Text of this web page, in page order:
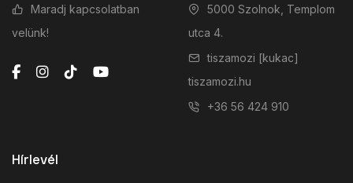
Maradj kapcsolatban
velünk!
5000 Szolnok, Templom
utca 4.
tiszamozi [kukac]
tiszamozi.hu
+36 56 424 910
Hírlevél